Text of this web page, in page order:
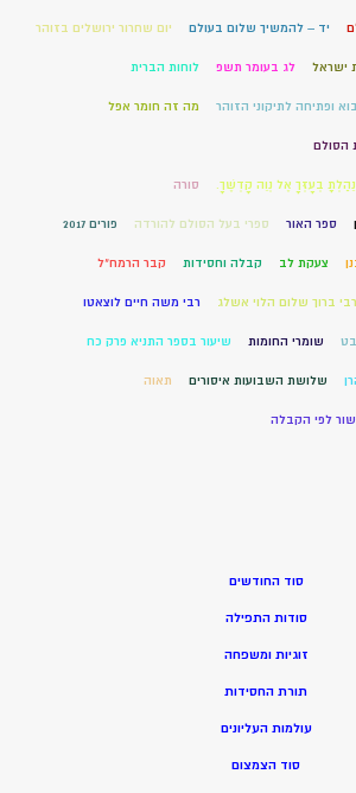
יד – להמשיך שלום בעולם יום שחרור ירושלים בזוהר
ישראל לג בעומר תשפ לוחות הברית
ופתיחה לתיקוני הזוהר מה זה חומר אפל
הסולם
בְעָזְּךָ אֶל נְוֵה קָדְשֶׁךָ. סורה
ספר האור ספרי בעל הסולם להורדה פורים 2017
צעקת לב קבלה וחסידות קבר הרמח"ל
רבי ברוך שלום הלוי אשלג רבי משה חיים לוצאטו
שומרי החומות שיעור בספר התניא פרק כח
שלושת השבועות איסורים תאוה
לפי הקבלה
סוד החודשים
סודות התפילה
זוגיות ומשפחה
תורת החסידות
עולמות העליונים
סוד הצמצום